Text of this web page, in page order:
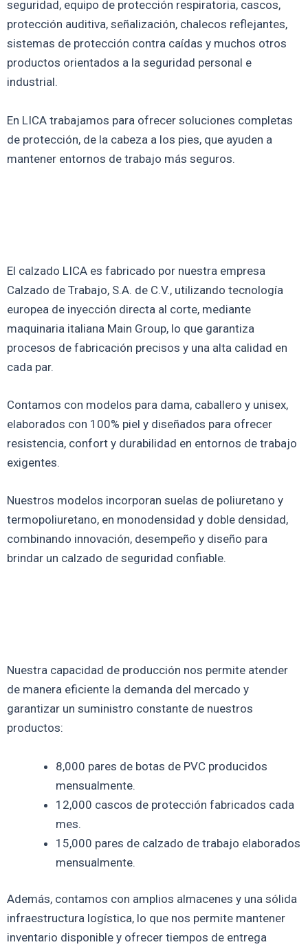
seguridad, equipo de protección respiratoria, cascos,
protección auditiva, señalización, chalecos reflejantes,
sistemas de protección contra caídas y muchos otros
productos orientados a la seguridad personal e
industrial.
En LICA trabajamos para ofrecer soluciones completas
de protección, de la cabeza a los pies, que ayuden a
mantener entornos de trabajo más seguros.
El calzado LICA es fabricado por nuestra empresa
Calzado de Trabajo, S.A. de C.V., utilizando tecnología
europea de inyección directa al corte, mediante
maquinaria italiana Main Group, lo que garantiza
procesos de fabricación precisos y una alta calidad en
cada par.
Contamos con modelos para dama, caballero y unisex,
elaborados con 100% piel y diseñados para ofrecer
resistencia, confort y durabilidad en entornos de trabajo
exigentes.
Nuestros modelos incorporan suelas de poliuretano y
termopoliuretano, en monodensidad y doble densidad,
combinando innovación, desempeño y diseño para
brindar un calzado de seguridad confiable.
Nuestra capacidad de producción nos permite atender
de manera eficiente la demanda del mercado y
garantizar un suministro constante de nuestros
productos:
8,000 pares de botas de PVC producidos
mensualmente.
12,000 cascos de protección fabricados cada
mes.
15,000 pares de calzado de trabajo elaborados
mensualmente.
Además, contamos con amplios almacenes y una sólida
infraestructura logística, lo que nos permite mantener
inventario disponible y ofrecer tiempos de entrega